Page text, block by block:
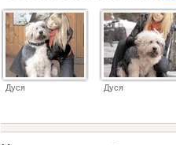
Дуся Дуся